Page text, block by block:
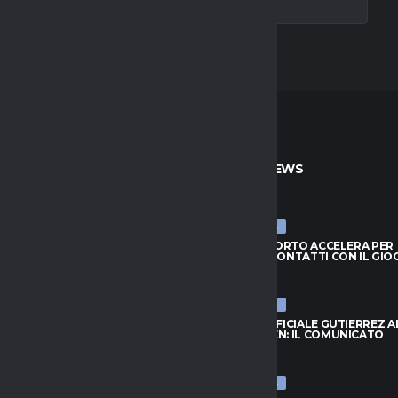
ULTIME NEWS
ULTIME NEWS
MILAN, IL PORTO ACCELERA PER
GIMENEZ: CONTATTI CON IL
ULTIME NEWS
NAPOLI, UFFICIALE GUTIERREZ
LEVERKUSEN: IL COMUNICATO
ULTIME NEWS